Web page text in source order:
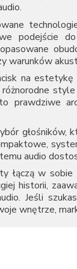
podejście
warunków
na
prawdziwe
głośników,
audio
łączą w
historii,
Jeśli
wnętrze,